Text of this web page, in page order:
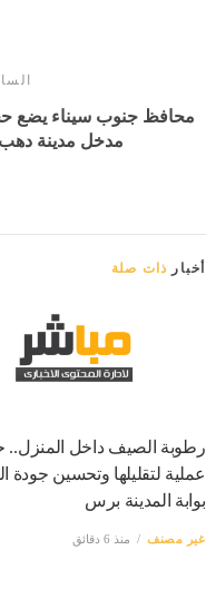
محافظ جنوب سيناء يضع
مدخل مدينة
أخبار ذات صلة
رطوبة الصيف داخل المنزل..
عملية لتقليلها وتحسين جودة
بوابة المدينة برس
غير مصنف منذ 6 دقائق